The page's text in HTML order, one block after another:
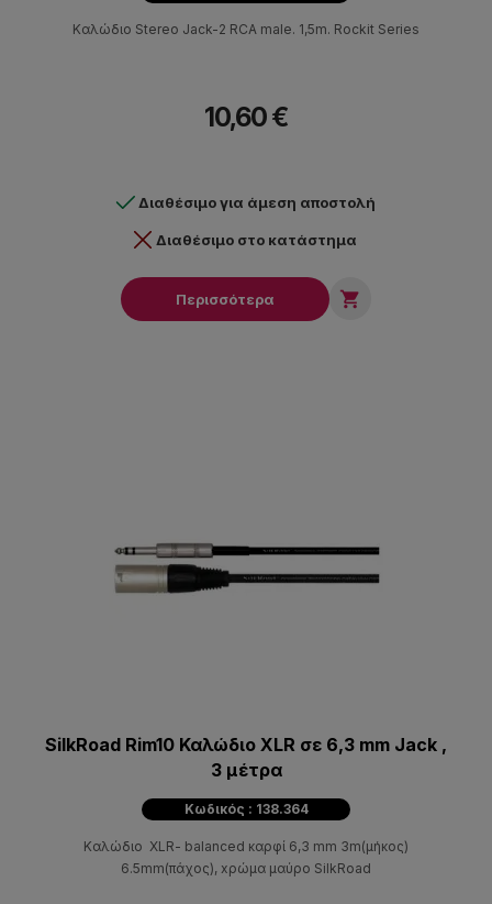
Καλώδιο Stereo Jack-2 RCA male. 1,5m. Rockit Series
10,60 €
Διαθέσιμο για άμεση αποστολή
Διαθέσιμο στο κατάστημα
Περισσότερα 
SilkRoad Rim10 Καλώδιο XLR σε 6,3 mm Jack ,
3 μέτρα
Κωδικός : 138.364
Καλώδιο XLR- balanced καρφί 6,3 mm 3m(μήκος)
6.5mm(πάχος), xρώμα μαύρο SilkRoad